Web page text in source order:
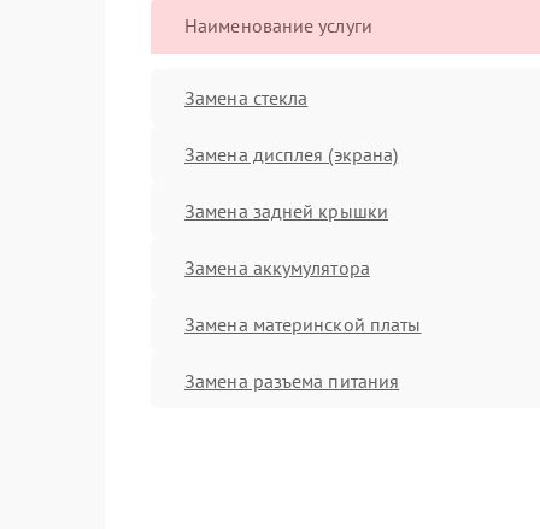
Наименование услуги
Замена стекла
Замена дисплея (экрана)
Замена задней крышки
Замена аккумулятора
Замена материнской платы
Замена разъема питания